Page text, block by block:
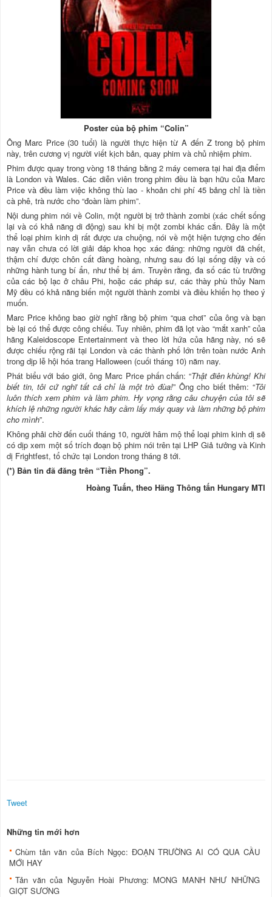
Poster của bộ phim “Colin”
Ông Marc Price (30 tuổi) là người thực hiện từ A đến Z trong bộ phim
này, trên cương vị người viết kịch bản, quay phim và chủ nhiệm phim.
Phim được quay trong vòng 18 tháng bằng 2 máy cemera tại hai địa điểm
là London và Wales. Các diễn viên trong phim đều là bạn hữu của Marc
Price và đều làm việc không thù lao - khoản chi phí 45 bảng chỉ là tiền
cà phê, trà nước cho “đoàn làm phim”.
Nội dung phim nói về Colin, một người bị trở thành zombi (xác chết sống
lại và có khả năng di động) sau khi bị một zombi khác cắn. Đây là một
thể loại phim kinh dị rất được ưa chuộng, nói về một hiện tượng cho đến
nay vẫn chưa có lời giải đáp khoa học xác đáng: những người đã chết,
thậm chí được chôn cất đàng hoàng, nhưng sau đó lại sống dậy và có
những hành tung bí ẩn, như thể bị ám. Truyền rằng, đa số các tù trưởng
của các bộ lạc ở châu Phi, hoặc các pháp sư, các thày phù thủy Nam
Mỹ đều có khả năng biến một người thành zombi và điều khiển họ theo ý
muốn.
Marc Price không bao giờ nghĩ rằng bộ phim “qua chơi” của ông và bạn
bè lại có thể được công chiếu. Tuy nhiên, phim đã lọt vào “mắt xanh” của
hãng Kaleidoscope Entertainment và theo lời hứa của hãng này, nó sẽ
được chiếu rộng rãi tại London và các thành phố lớn trên toàn nước Anh
trong dịp lễ hội hóa trang Halloween (cuối tháng 10) năm nay.
Phát biểu với báo giới, ông Marc Price phấn chấn: “Thật điên khùng! Khi
biết tin, tôi cứ nghĩ tất cả chỉ là một trò đùa!” Ông cho biết thêm: “Tôi
luôn thích xem phim và làm phim. Hy vọng rằng câu chuyện của tôi sẽ
khích lệ những người khác hãy cầm lấy máy quay và làm những bộ phim
cho mình”.
Không phải chờ đến cuối tháng 10, người hâm mộ thể loại phim kinh dị sẽ
có dịp xem một số trích đoạn bộ phim nói trên tại LHP Giả tưởng và Kinh
dị Frightfest, tổ chức tại London trong tháng 8 tới.
(*) Bản tin đã đăng trên “Tiền Phong”.
Hoàng Tuấn, theo Hãng Thông tấn Hungary MTI
Tweet
Những tin mới hơn
Chùm tản văn của Bích Ngọc: ĐOẠN TRƯỜNG AI CÓ QUA CẦU
MỚI HAY
Tản văn của Nguyễn Hoài Phương: MONG MANH NHƯ NHỮNG
GIỌT SƯƠNG